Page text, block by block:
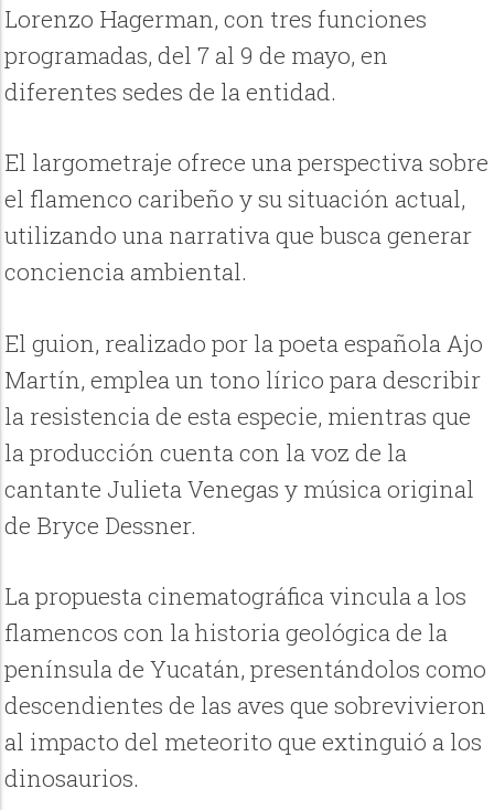
Lorenzo Hagerman, con tres funciones
programadas, del 7 al 9 de mayo, en
diferentes sedes de la entidad.
El largometraje ofrece una perspectiva sobre
el flamenco caribeño y su situación actual,
utilizando una narrativa que busca generar
conciencia ambiental.
El guion, realizado por la poeta española Ajo
Martín, emplea un tono lírico para describir
la resistencia de esta especie, mientras que
la producción cuenta con la voz de la
cantante Julieta Venegas y música original
de Bryce Dessner.
La propuesta cinematográfica vincula a los
flamencos con la historia geológica de la
península de Yucatán, presentándolos como
descendientes de las aves que sobrevivieron
al impacto del meteorito que extinguió a los
dinosaurios.